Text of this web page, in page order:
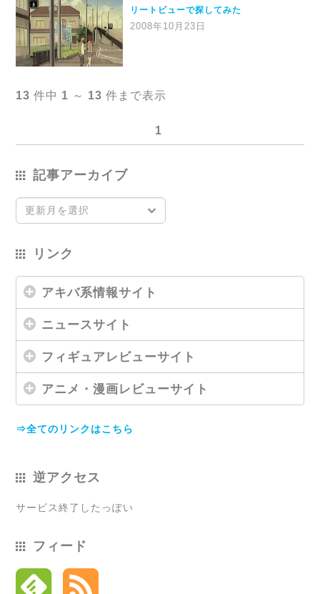
リートビューで探してみた
2008年10月23日
13 件中 1 ～ 13 件まで表示
1
記事アーカイブ
更新月を選択
リンク
アキバ系情報サイト
ニュースサイト
フィギュアレビューサイト
アニメ・漫画レビューサイト
⇒全てのリンクはこちら
逆アクセス
サービス終了したっぽい
フィード